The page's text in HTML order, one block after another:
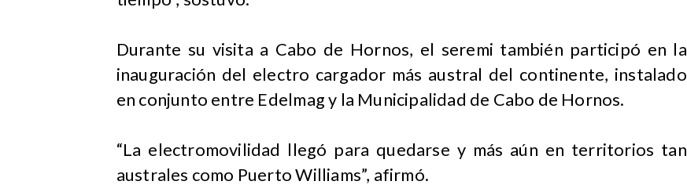
Durante su visita a Cabo de Hornos, el seremi también participó en la
inauguración del electro cargador más austral del continente, instalado
en conjunto entre Edelmag y la Municipalidad de Cabo de Hornos.
“La electromovilidad llegó para quedarse y más aún en territorios tan
australes como Puerto Williams”, afirmó.